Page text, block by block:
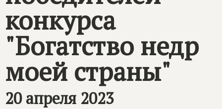
конкурса
"Богатство недр
моей страны"
20 апреля 2023